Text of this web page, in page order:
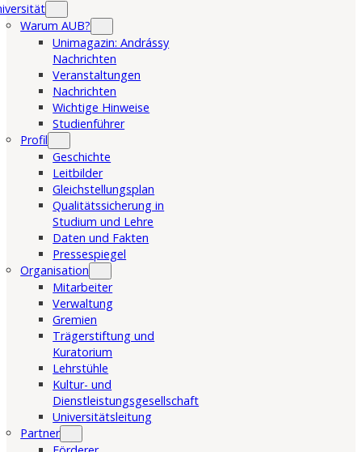
Warum AUB?
Unimagazin: Andrássy
Nachrichten
Veranstaltungen
Nachrichten
Wichtige Hinweise
Studienführer
Profil
Geschichte
Leitbilder
Gleichstellungsplan
Qualitätssicherung in
Studium und Lehre
Daten und Fakten
Pressespiegel
Organisation
Mitarbeiter
Verwaltung
Gremien
Trägerstiftung und
Kuratorium
Lehrstühle
Kultur- und
Dienstleistungsgesellschaft
Universitätsleitung
Partner